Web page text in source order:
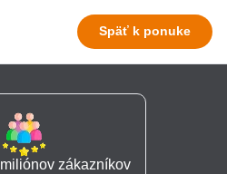
Späť k ponuke
miliónov zákazníkov